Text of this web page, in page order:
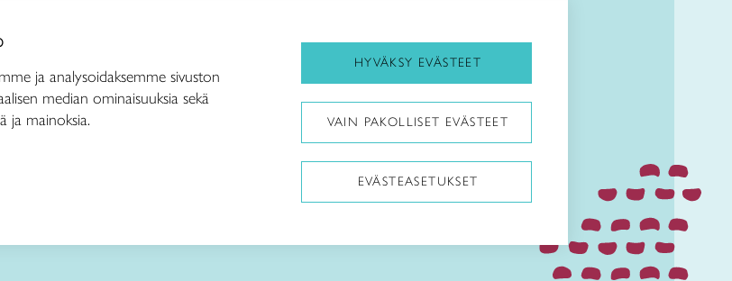
Taito ry
Käsityöohjeet
Me olemme Taito
Kirjaudu Taitocampukseen
Taitoliitto:
Taito-lehti:
ja analysoidaksemme sivuston
median ominaisuuksia sekä
ja mainoksia.
HYVÄKSY EVÄSTEET
VAIN PAKOLLISET EVÄSTEET
EVÄSTEASETUKSET